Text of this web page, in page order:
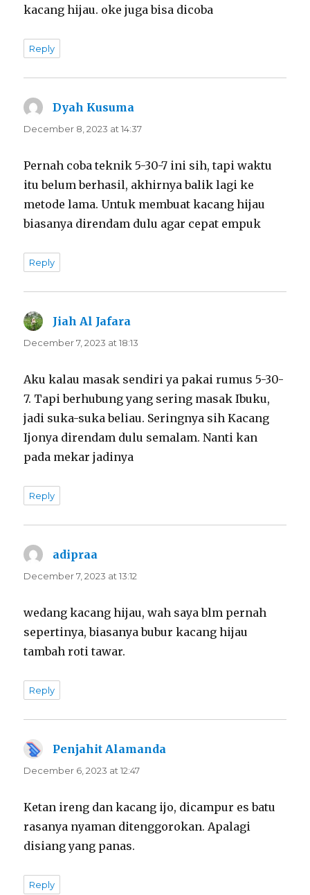
kacang hijau. oke juga bisa dicoba
Reply
Dyah Kusuma
December 8, 2023 at 14:37
Pernah coba teknik 5-30-7 ini sih, tapi waktu
itu belum berhasil, akhirnya balik lagi ke
metode lama. Untuk membuat kacang hijau
biasanya direndam dulu agar cepat empuk
Reply
Jiah Al Jafara
December 7, 2023 at 18:13
Aku kalau masak sendiri ya pakai rumus 5-30-
7. Tapi berhubung yang sering masak Ibuku,
jadi suka-suka beliau. Seringnya sih Kacang
Ijonya direndam dulu semalam. Nanti kan
pada mekar jadinya
Reply
adipraa
December 7, 2023 at 13:12
wedang kacang hijau, wah saya blm pernah
sepertinya, biasanya bubur kacang hijau
tambah roti tawar.
Reply
Penjahit Alamanda
December 6, 2023 at 12:47
Ketan ireng dan kacang ijo, dicampur es batu
rasanya nyaman ditenggorokan. Apalagi
disiang yang panas.
Reply